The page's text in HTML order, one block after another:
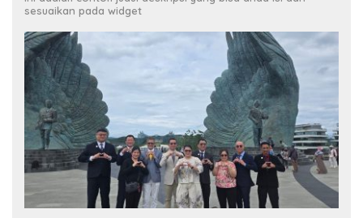
sesuaikan pada widget